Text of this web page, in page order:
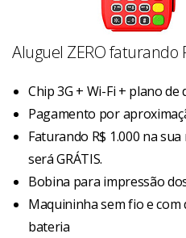
Aluguel ZERO faturando
Chip 3G + Wi-Fi + plano de
Pagamento por
Faturando R$ 1.000 na
será GRÁTIS.
Bobina para impressão
Maquininha sem fio e com
bateria